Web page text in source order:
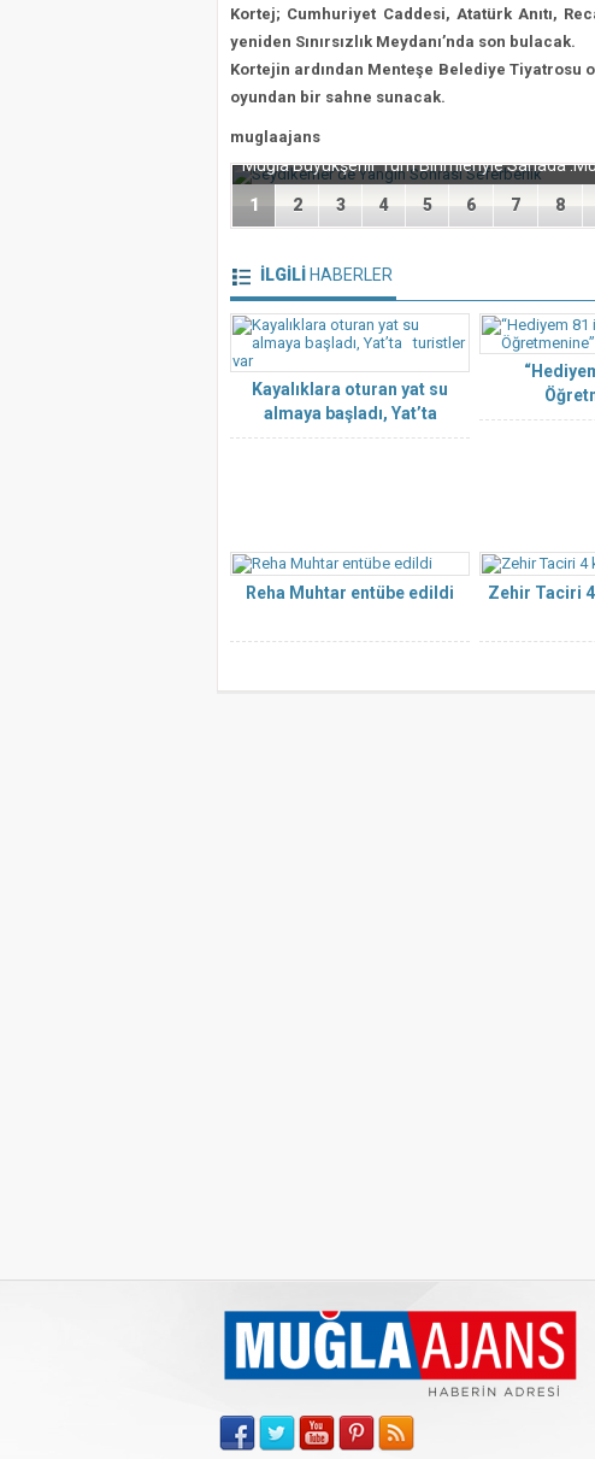
için
Kortej; Cumhuriyet Caddesi, Atatürk Anıtı,
yeniden Sınırsızlık Meydanı’nda son bulacak.
Kortejin ardından Menteşe Belediye Tiyatrosu
oyundan bir sahne sunacak.
muglaajans
Seydikemer’de Yangın Sonrası
1 2 3 4 5 6 7 8
İLGİLİ HABERLER
Kayalıklara oturan yat su
almaya başladı, Yat’ta
turistler var
Reha Muhtar entübe edildi Zehir Taciri